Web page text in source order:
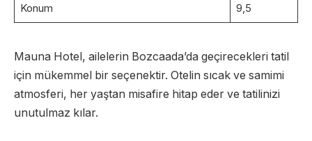
Konum 9,5
Mauna Hotel, ailelerin Bozcaada’da geçirecekleri tatil
için mükemmel bir seçenektir. Otelin sıcak ve samimi
atmosferi, her yaştan misafire hitap eder ve tatilinizi
unutulmaz kılar.